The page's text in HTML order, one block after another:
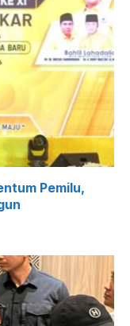
Pemilu,